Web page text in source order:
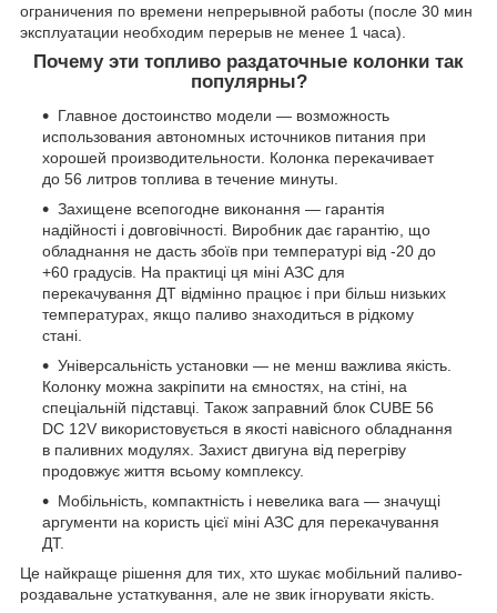
ограничения по времени непрерывной работы (после 30 мин
эксплуатации необходим перерыв не менее 1 часа).
Почему эти топливо раздаточные колонки так
популярны?
Главное достоинство модели — возможность
использования автономных источников питания при
хорошей производительности. Колонка перекачивает
до 56 литров топлива в течение минуты.
Захищене всепогодне виконання — гарантія
надійності і довговічності. Виробник дає гарантію, що
обладнання не дасть збоїв при температурі від -20 до
+60 градусів. На практиці ця міні АЗС для
перекачування ДТ відмінно працює і при більш низьких
температурах, якщо паливо знаходиться в рідкому
стані.
Універсальність установки — не менш важлива якість.
Колонку можна закріпити на ємностях, на стіні, на
спеціальній підставці. Також заправний блок CUBE 56
DC 12V використовується в якості навісного обладнання
в паливних модулях. Захист двигуна від перегріву
продовжує життя всьому комплексу.
Мобільність, компактність і невелика вага — значущі
аргументи на користь цієї міні АЗС для перекачування
ДТ.
Це найкраще рішення для тих, хто шукає мобільний паливо-
роздавальне устаткування, але не звик ігнорувати якість.